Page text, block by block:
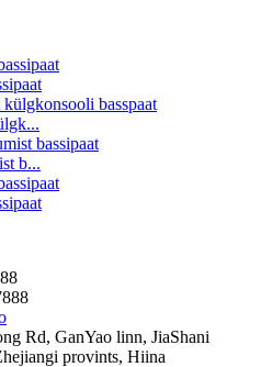
b...
Rd, GanYao linn, JiaShani
provints, Hiina